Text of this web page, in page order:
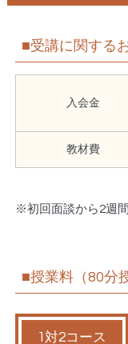
■受講に関する
入会金
教材費
※初回面談から2週
■授業料（80分
1対2コース